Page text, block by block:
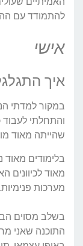
להתמודד עם
אישי
איך
במקור למדתי
והתחלתי
שהייתה מאוד
בלימודים מאוד
מאוד
מערכות פנימיות.
בשלב מסוים
התוכנה שאני